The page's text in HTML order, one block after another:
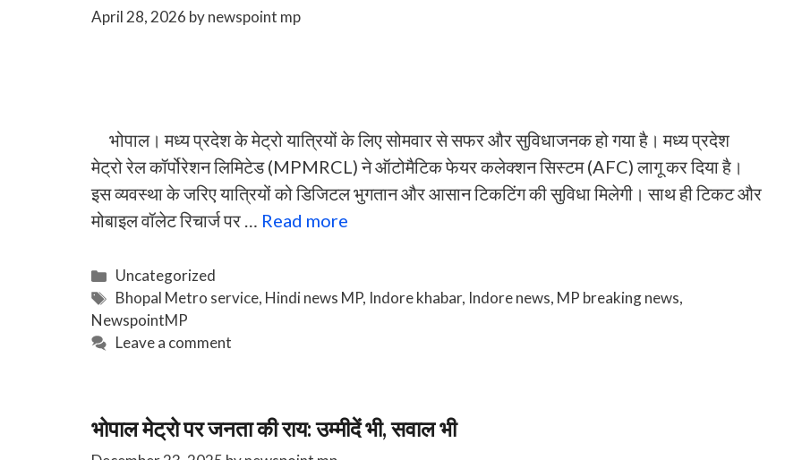
April 28, 2026 bynewspoint mp
भोपाल। मध्य प्रदेश के मेट्रो यात्रियों के लिए सोमवार से सफर और सुविधाजनक हो गया है। मध्य प्रदेश
मेट्रो रेल कॉर्पोरेशन लिमिटेड (MPMRCL) ने ऑटोमैटिक फेयर कलेक्शन सिस्टम (AFC) लागू कर दिया है।
इस व्यवस्था के जरिए यात्रियों को डिजिटल भुगतान और आसान टिकटिंग की सुविधा मिलेगी। साथ ही टिकट और
मोबाइल वॉलेट रिचार्ज पर … Read more
Categories
Uncategorized
Tags
Bhopal Metro service, Hindi news MP, Indore khabar, Indore news, MP breaking news,
NewspointMP
Leave a comment
भोपाल मेट्रो पर जनता की राय: उम्मीदें भी, सवाल भी